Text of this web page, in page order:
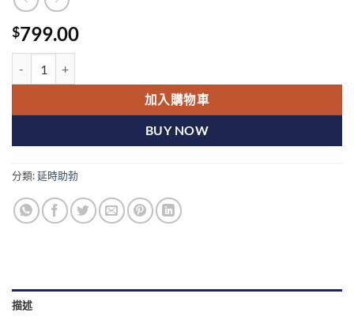
$799.00
加入購物車
BUY NOW
分類:延時助勃
描述